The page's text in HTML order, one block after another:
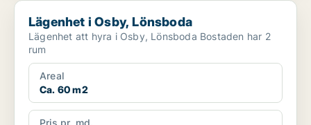
Lägenhet i Osby, Lönsboda
Lägenhet i Osby, Lönsboda
Lägenhet att hyra i Osby, Lönsboda Bostaden har 2
rum
Areal
Ca. 60 m2